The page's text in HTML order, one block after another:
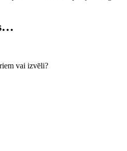
vai izvēli?